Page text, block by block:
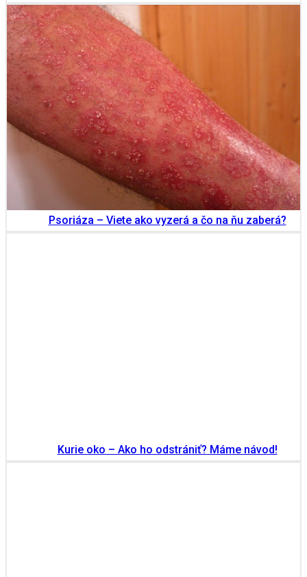
Psoriáza – Viete ako vyzerá a čo na ňu zaberá?
Kurie oko – Ako ho odstrániť? Máme návod!